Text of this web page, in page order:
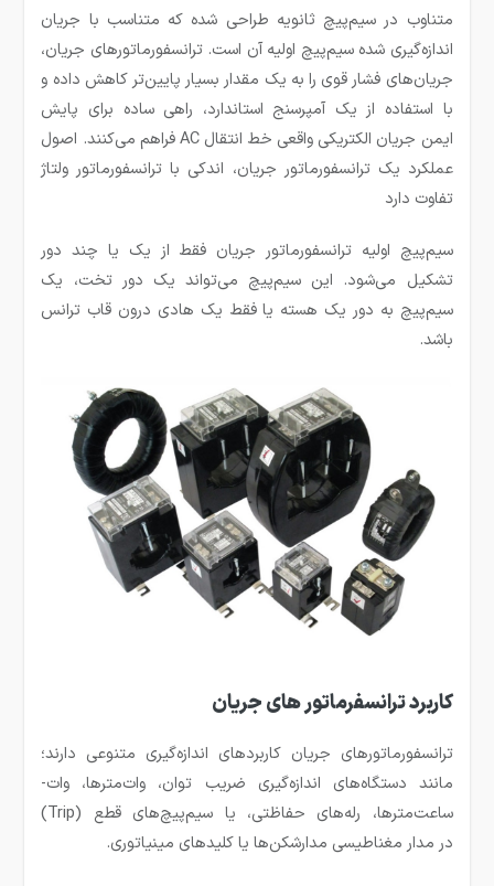
متناوب در سیم‌پیچ ثانویه طراحی شده که متناسب با جریان
اندازه‌گیری شده سیم‌پیچ اولیه آن است. ترانسفورماتورهای جریان،
جریان‌های فشار قوی را به یک مقدار بسیار پایین‌تر کاهش داده و
با استفاده از یک آمپرسنج استاندارد، راهی ساده برای پایش
ایمن جریان الکتریکی واقعی خط انتقال AC فراهم می‌کنند. اصول
عملکرد یک ترانسفورماتور جریان، اندکی با ترانسفورماتور ولتاژ
تفاوت دارد
سیم‌پیچ اولیه ترانسفورماتور جریان فقط از یک یا چند دور
تشکیل می‌شود. این سیم‌پیچ می‌تواند یک دور تخت، یک
سیم‌پیچ به دور یک هسته یا فقط یک هادی درون قاب ترانس
باشد.
کاربرد ترانسفرماتور های جریان
ترانسفورماتورهای جریان کاربردهای اندازه‌گیری متنوعی دارند؛
مانند دستگاه‌های اندازه‌گیری ضریب توان، وات‌مترها، وات-
ساعت‌مترها، رله‌های حفاظتی، یا سیم‌پیچ‌های قطع (Trip)
در مدار مغناطیسی مدارشکن‌ها یا کلیدهای مینیاتوری.